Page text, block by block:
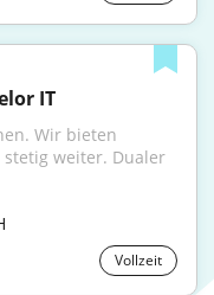
IT
Wir bieten
Vollzeit